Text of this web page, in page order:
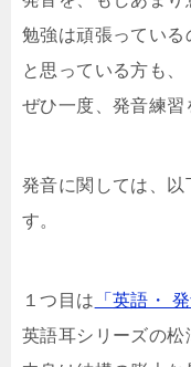
勉強は頑張っている
と思っている方も、
ぜひ一度、発音練習
発音に関しては、以
す。
１つ目は 「英語・
英語耳シリーズの松